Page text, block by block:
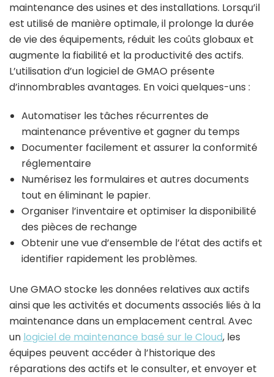
maintenance des usines et des installations. Lorsqu’il
est utilisé de manière optimale, il prolonge la durée
de vie des équipements, réduit les coûts globaux et
augmente la fiabilité et la productivité des actifs.
L’utilisation d’un logiciel de GMAO présente
d’innombrables avantages. En voici quelques-uns :
Automatiser les tâches récurrentes de
maintenance préventive et gagner du temps
Documenter facilement et assurer la conformité
réglementaire
Numérisez les formulaires et autres documents
tout en éliminant le papier.
Organiser l’inventaire et optimiser la disponibilité
des pièces de rechange
Obtenir une vue d’ensemble de l’état des actifs et
identifier rapidement les problèmes.
Une GMAO stocke les données relatives aux actifs
ainsi que les activités et documents associés liés à la
maintenance dans un emplacement central. Avec
un logiciel de maintenance basé sur le Cloud, les
équipes peuvent accéder à l’historique des
réparations des actifs et le consulter, et envoyer et